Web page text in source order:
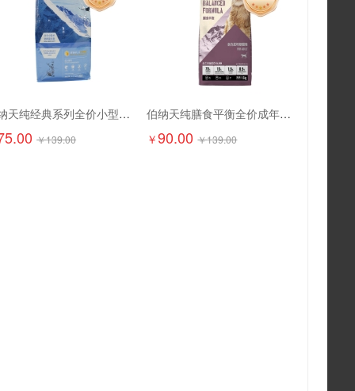
伯纳天纯经典系列全价小型犬幼年期犬粮1.5kg
￥139.00
伯纳天纯膳食平衡全价成年期猫粮（含三文鱼配方）1.5kg
￥90.00 ￥139.00